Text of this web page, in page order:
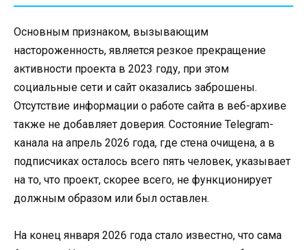
Основным признаком, вызывающим
настороженность, является резкое прекращение
активности проекта в 2023 году, при этом
социальные сети и сайт оказались заброшены.
Отсутствие информации о работе сайта в веб-архиве
также не добавляет доверия. Состояние Telegram-
канала на апрель 2026 года, где стена очищена, а в
подписчиках осталось всего пять человек, указывает
на то, что проект, скорее всего, не функционирует
должным образом или был оставлен.
На конец января 2026 года стало известно, что сама